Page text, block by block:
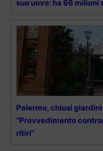
suo uovo: ha 66 milioni
Palermo, chiusi
“Provvedimento
ritiri”